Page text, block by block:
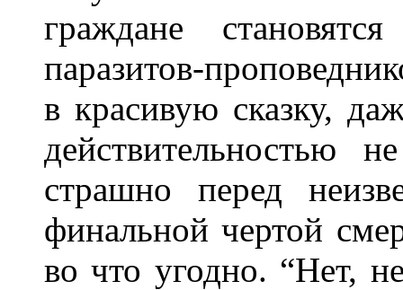
граждане
паразитов-
в красивую сказку,
действительностью
страшно перед
финальной чертой
во что угодно. “Нет,